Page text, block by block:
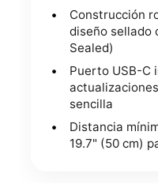
Construcción
diseño sellado
Sealed)
Puerto USB-C
sencilla
Distancia
19.7" (50 cm)